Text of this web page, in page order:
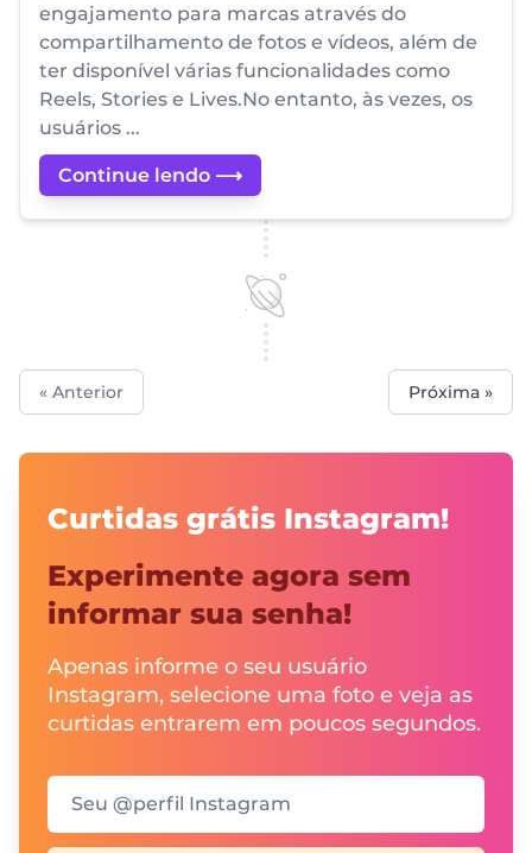
engajamento para marcas através do
compartilhamento de fotos e vídeos, além de
ter disponível várias funcionalidades como
Reels, Stories e Lives.No entanto, às vezes, os
usuários ...
Continue lendo ⟶
« Anterior Próxima »
Curtidas grátis Instagram!
Experimente agora sem
informar sua senha!
Apenas informe o seu usuário
Instagram, selecione uma foto e veja as
curtidas entrarem em poucos segundos.
Seu @perfil Instagram